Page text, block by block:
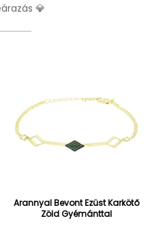
💎
Arannyal Bevont Ezüst Karkötő
Zöld Gyémánttal